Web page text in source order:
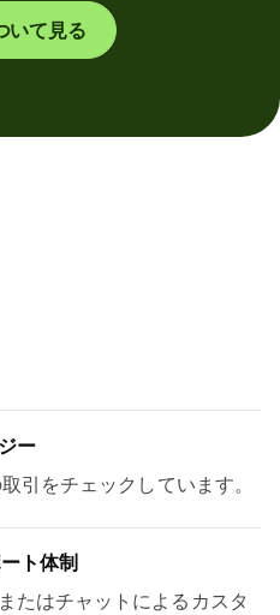
いて見る
ー
引をチェックしています。
ト体制
たはチャットによるカスタ